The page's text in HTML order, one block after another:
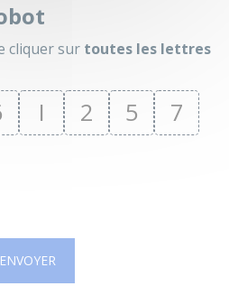
cliquer sur toutes les lettres
I 2 5
7
ENVOYER